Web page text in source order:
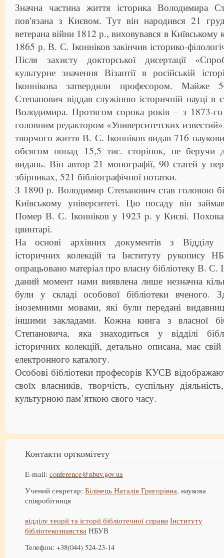
Значна частина життя історика Володимира
пов'язана з Києвом. Тут він народився 21
ветерана війни 1812 р., виховувався в Київському
1865 р. В. С. Іконніков закінчив історико-
Після захисту докторської дисертації
культурне значення Візантії в російській
Іконнікова затвердили професором. Майже
Степанович віддав служінню історичній науці в
Володимира. Протягом сорока років – з 1873-
головним редактором «Университетских
творчого життя В. С. Іконніков видав 716
обсягом понад 15,5 тис. сторінок, не беручи
видань. Він автор 21 монографії, 90 статей у
збірниках, 521 бібліографічної нотатки.
З 1890 р. Володимир Степанович став головою
Київському університеті. Цю посаду він
Помер В. С. Іконніков у 1923 р. у Києві.
цвинтарі.
На основі архівних документів з Відділу
історичних колекцій та Інституту рукопису
опрацьовано матеріал про власну бібліотеку В. С.
даний момент нами виявлена лише незначна
були у складі особової бібліотеки вченого.
іноземними мовами, які були передані
іншими закладами. Кожна книга з власної
Степановича, яка знаходиться у відділі
історичних колекцій, детально описана, має
електронного каталогу.
Особові бібліотеки професорів КУСВ
своїх власників, творчість, суспільну
культурною пам’яткою свого часу.
Контакти оргкомітету
E-mail: conference@nbuv.gov.ua
Учений секретар: Білінець Наталія Григорівна, наукова
співробітниця
відділу теорії та історії бібліотечної справи Інституту
бібліотекознавства НБУВ
Телефон: +38(044) 524-23-14